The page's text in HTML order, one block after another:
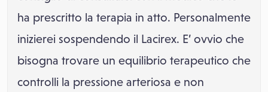
ha prescritto la terapia in atto. Personalmente
inizierei sospendendo il Lacirex. E’ ovvio che
bisogna trovare un equilibrio terapeutico che
controlli la pressione arteriosa e non